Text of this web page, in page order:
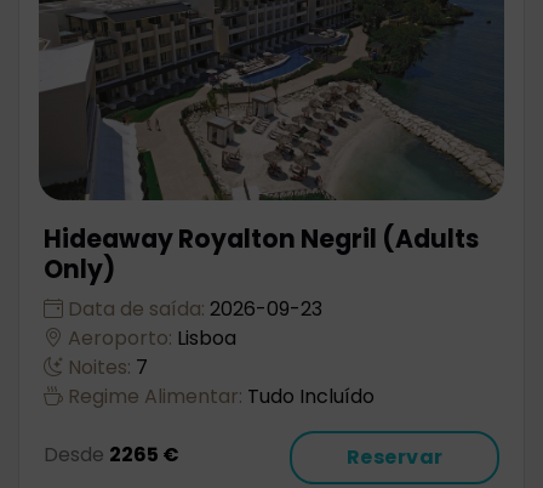
Hideaway Royalton Negril (Adults
Only)
Data de saída: 2026-09-23
Aeroporto: Lisboa
Noites: 7
Regime Alimentar: Tudo Incluído
Desde 2265 € Reservar